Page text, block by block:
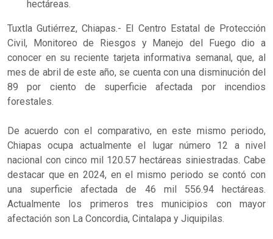
hectáreas.
Tuxtla Gutiérrez, Chiapas.- El Centro Estatal de Protección
Civil, Monitoreo de Riesgos y Manejo del Fuego dio a
conocer en su reciente tarjeta informativa semanal, que, al
mes de abril de este año, se cuenta con una disminución del
89 por ciento de superficie afectada por incendios
forestales.
De acuerdo con el comparativo, en este mismo periodo,
Chiapas ocupa actualmente el lugar número 12 a nivel
nacional con cinco mil 120.57 hectáreas siniestradas. Cabe
destacar que en 2024, en el mismo periodo se contó con
una superficie afectada de 46 mil 556.94 hectáreas.
Actualmente los primeros tres municipios con mayor
afectación son La Concordia, Cintalapa y Jiquipilas.